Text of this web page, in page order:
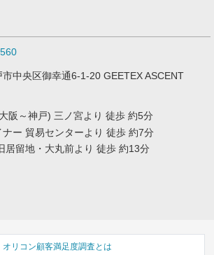
中央区御幸通6-1-20 GEETEX ASCENT
阪～神戸) 三ノ宮より 徒歩 約5分
ナー 貿易センターより 徒歩 約7分
居留地・大丸前より 徒歩 約13分
オリコン顧客満足度調査とは